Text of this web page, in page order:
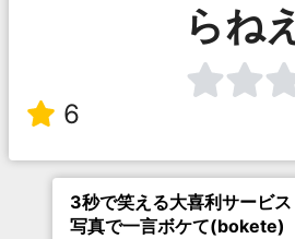
らねえ
6
3秒で笑える大喜利サービス
写真で一言ボケて(bokete)